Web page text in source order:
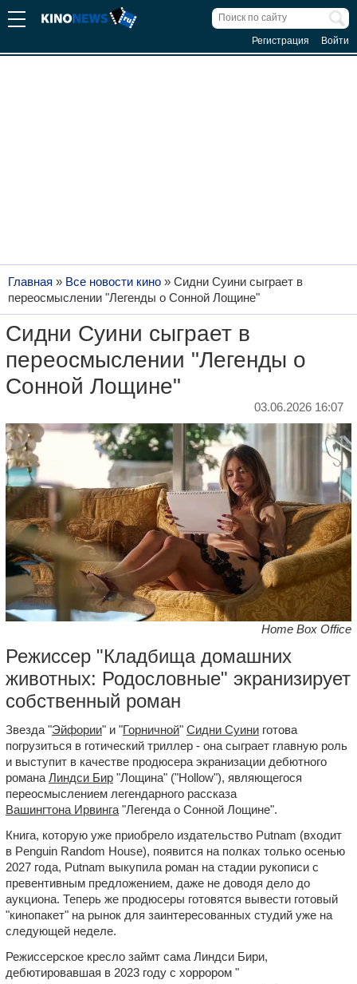
Регистрация Войти
Главная » Все новости кино » Сидни Суини сыграет в
переосмыслении "Легенды о Сонной Лощине"
Сидни Суини сыграет в
переосмыслении "Легенды о
Сонной Лощине"
03.06.2026 16:07
Home Box Office
Режиссер "Кладбища домашних
животных: Родословные" экранизирует
собственный роман
Звезда "Эйфории" и "Горничной" Сидни Суини готова
погрузиться в готический триллер - она сыграет главную роль
и выступит в качестве продюсера экранизации дебютного
романа Линдси Бир "Лощина" ("Hollow"), являющегося
переосмыслением легендарного рассказа
Вашингтона Ирвинга "Легенда о Сонной Лощине".
Книга, которую уже приобрело издательство Putnam (входит
в Penguin Random House), появится на полках только осенью
2027 года, Putnam выкупила роман на стадии рукописи с
превентивным предложением, даже не доводя дело до
аукциона. Теперь же продюсеры готовятся вывести готовый
"кинопакет" на рынок для заинтересованных студий уже на
следующей неделе.
Режиссерское кресло займт сама Линдси Бири,
дебютировавшая в 2023 году с хоррором "